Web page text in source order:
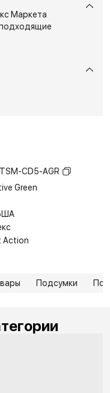
Маркета
CD5-AGR
Green
Action
Подсумки